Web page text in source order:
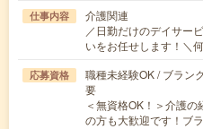
仕事内容
介護関連
／日勤だけのデイサー
いをお任せします！＼
応募資格
職種未経験OK / ブラン
要
＜無資格OK！＞介護
の方も大歓迎です！ブ